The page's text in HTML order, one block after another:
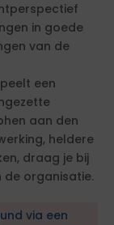
in goede
van de
een
aan den
heldere
draag je bij
organisatie.
via een